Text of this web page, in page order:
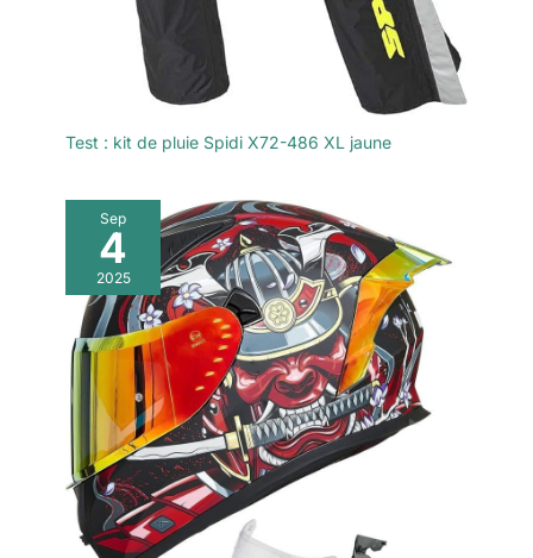
Test : kit de pluie Spidi X72-486 XL jaune
Sep
4
2025